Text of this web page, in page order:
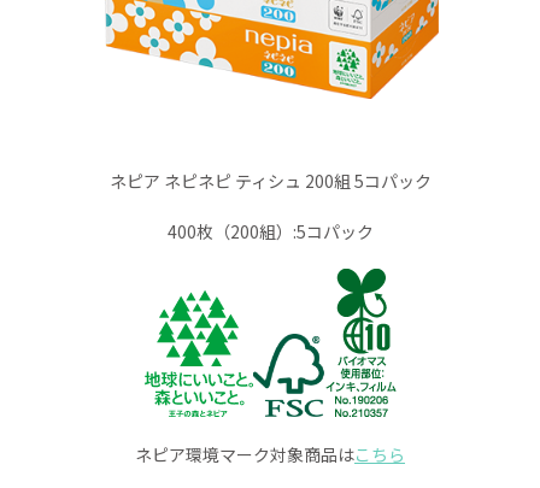
ネピア ネピネピ ティシュ 200組 5コパック
400枚（200組）:5コパック
ネピア環境マーク対象商品はこちら